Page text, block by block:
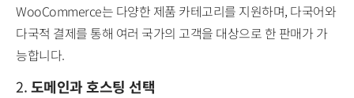
WooCommerce는 다양한 제품 카테고리를 지원하며, 다국어와
다국적 결제를 통해 여러 국가의 고객을 대상으로 한 판매가 가
능합니다.
2.도메인과 호스팅 선택